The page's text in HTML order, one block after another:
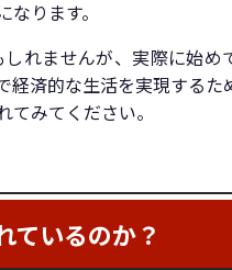
ります。
れませんが、実際に始め
経済的な生活を実現するた
みてください。
ているのか？